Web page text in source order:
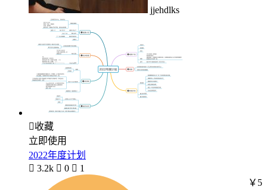
jjehdlks
收藏
立即使用
2022年度计划
 3.2k  0  1
￥5